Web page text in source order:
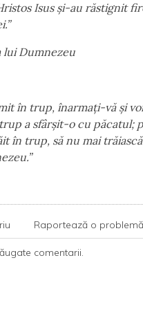
Isus şi-au răstignit
lui Dumnezeu
în trup, înarmaţi-vă şi
a sfârşit-o cu păcatul;
în trup, să nu mai
Raportează o problemă
comentarii.